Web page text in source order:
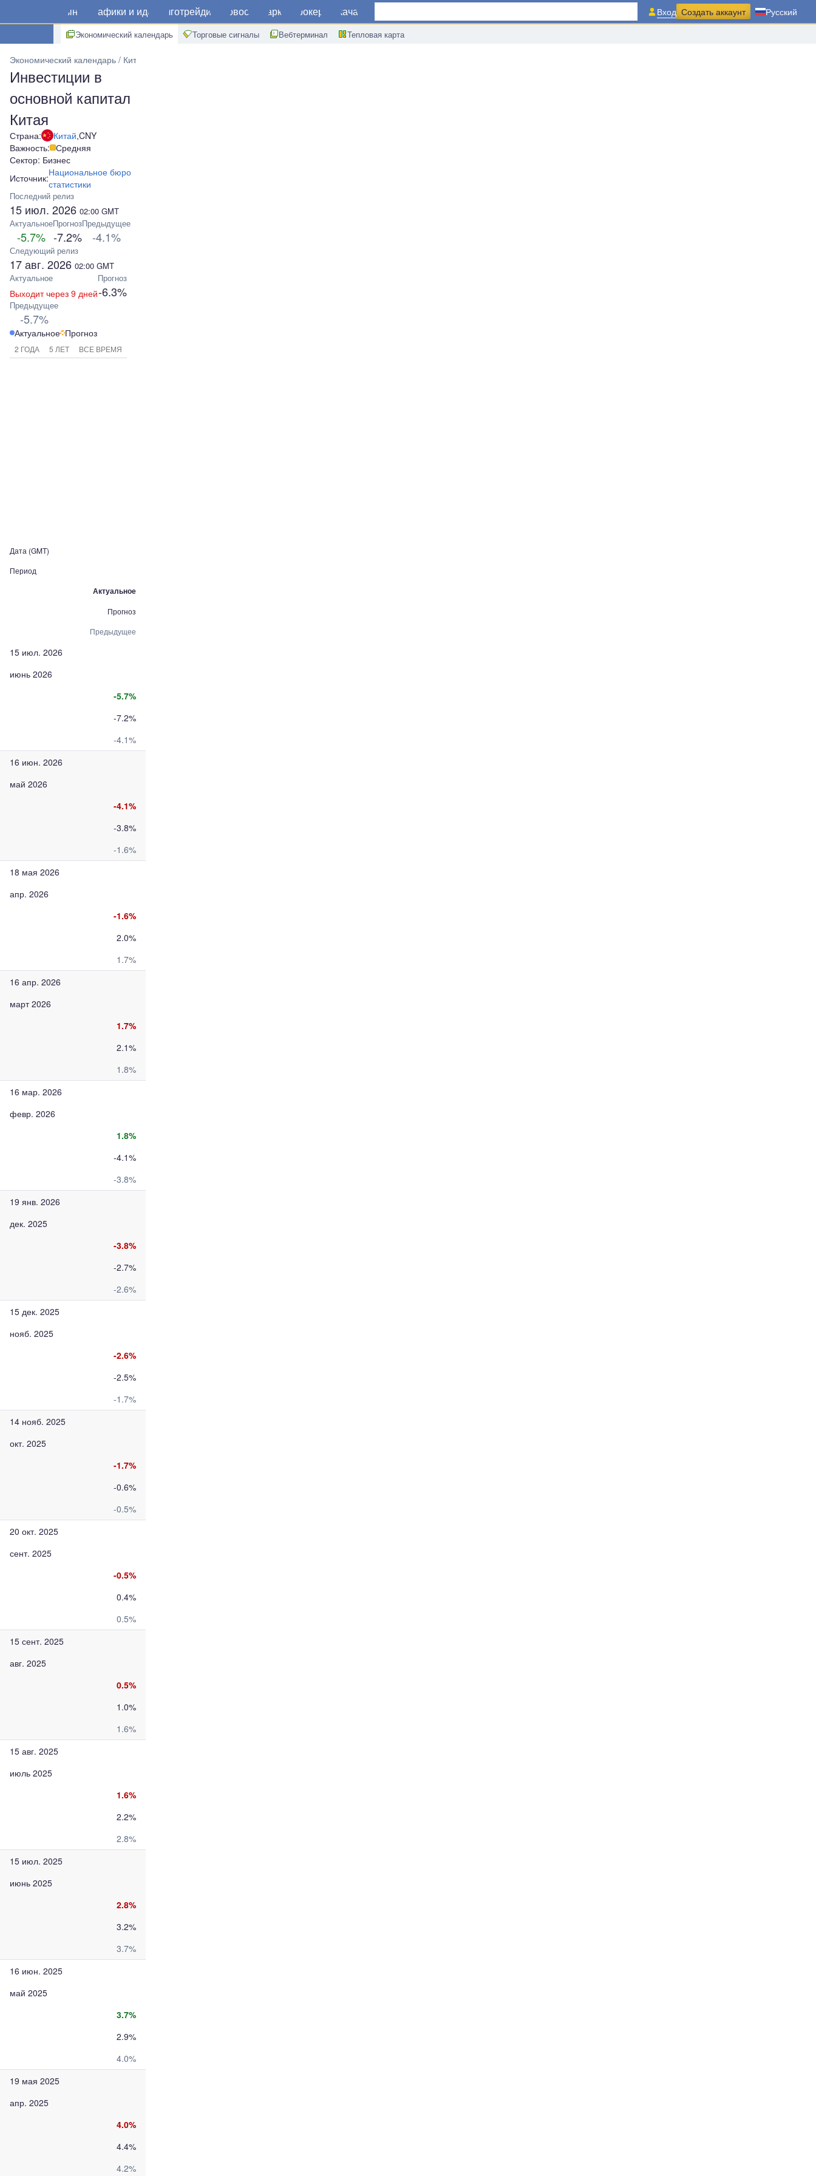
Рынки Графики и идеи Алготрейдинг Новости Маркет Брокеры Скачать
Экономический календарь Торговые сигналы Вебтерминал Тепловая карта
Вход Создать аккаунт Русский
Экономический календарь Китай
Инвестиции в
основной капитал
Китая
Страна: Китай,CNY
Важность: Средняя
Сектор: Бизнес
Источник:Национальное бюро
статистики
Последний релиз
15 июл. 2026 02:00 GMT
Актуальное
-5.7%
Прогноз
-7.2%
Предыдущее
-4.1%
Следующий релиз
17 авг. 2026 02:00 GMT
Актуальное
Выходит через 9 дней
Прогноз
-6.3%
Предыдущее
-5.7%
Актуальное Прогноз
2 ГОДА 5 ЛЕТ ВСЕ ВРЕМЯ
Дата (GMT)
Период
Актуальное
Прогноз
Предыдущее
15 июл. 2026
июнь 2026
-5.7%
-7.2%
-4.1%
16 июн. 2026
май 2026
-4.1%
-3.8%
-1.6%
18 мая 2026
апр. 2026
-1.6%
2.0%
1.7%
16 апр. 2026
март 2026
1.7%
2.1%
1.8%
16 мар. 2026
февр. 2026
1.8%
-4.1%
-3.8%
19 янв. 2026
дек. 2025
-3.8%
-2.7%
-2.6%
15 дек. 2025
нояб. 2025
-2.6%
-2.5%
-1.7%
14 нояб. 2025
окт. 2025
-1.7%
-0.6%
-0.5%
20 окт. 2025
сент. 2025
-0.5%
0.4%
0.5%
15 сент. 2025
авг. 2025
0.5%
1.0%
1.6%
15 авг. 2025
июль 2025
1.6%
2.2%
2.8%
15 июл. 2025
июнь 2025
2.8%
3.2%
3.7%
16 июн. 2025
май 2025
3.7%
2.9%
4.0%
19 мая 2025
апр. 2025
4.0%
4.4%
4.2%